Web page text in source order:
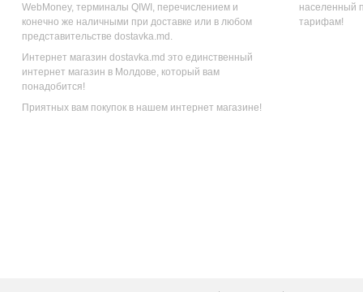
WebMoney, терминалы QIWI, перечислением и
конечно же наличными при доставке или в любом
представительстве dostavka.md.
Интернет магазин dostavka.md это единственный
интернет магазин в Молдове, который вам
понадобится!
Приятных вам покупок в нашем интернет магазине!
населенный
тарифам!